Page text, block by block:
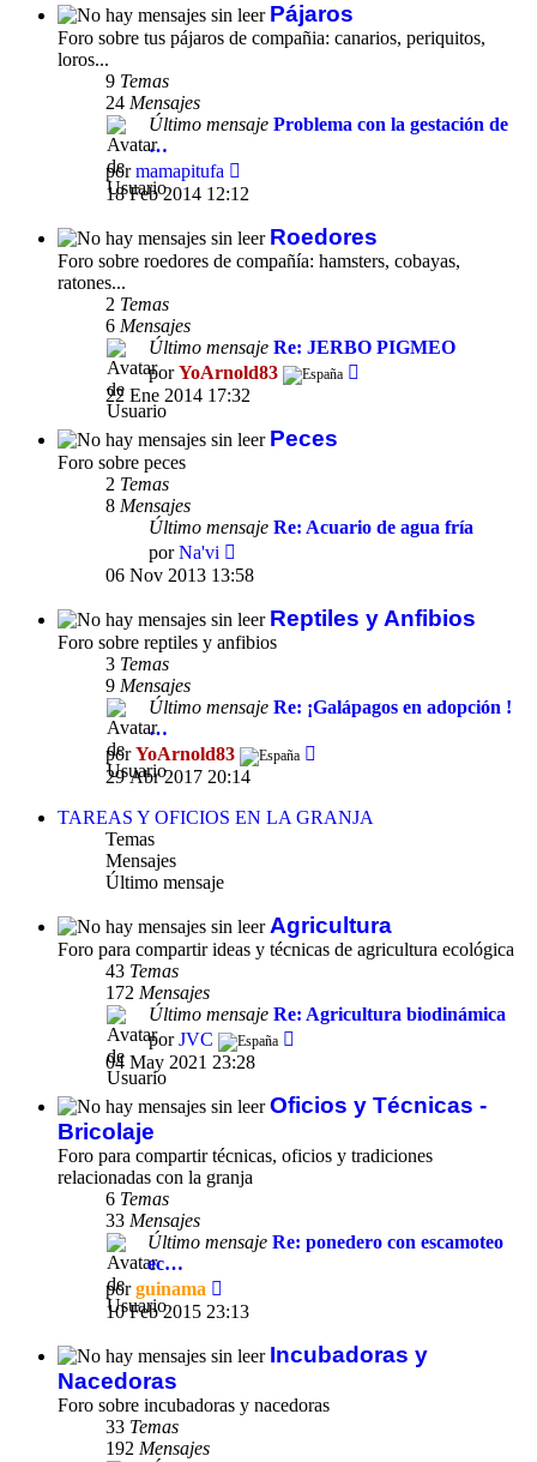
Pájaros
Foro sobre tus pájaros de compañia: canarios, periquitos,
loros...
9 Temas
24 Mensajes
Último mensaje Problema con la gestación de
…
pormamapitufa
último
18 Feb 2014 12:12
Roedores
Foro sobre roedores de compañía: hamsters, cobayas,
ratones...
2 Temas
6 Mensajes
Último mensaje Re: JERBO PIGMEO
porYoArnold83
22 Ene 2014 17:32
Peces
Foro sobre peces
2 Temas
8 Mensajes
Último mensaje Re: Acuario de agua fría
porNa'vi
último
06 Nov 2013 13:58
Reptiles y Anfibios
Foro sobre reptiles y anfibios
3 Temas
9 Mensajes
Último mensaje Re: ¡Galápagos en adopción !
…
porYoArnold83
29 Abr 2017 20:14
TAREAS Y OFICIOS EN LA GRANJA
Temas
Mensajes
Último mensaje
Agricultura
Foro para compartir ideas y técnicas de agricultura ecológica
43 Temas
172 Mensajes
Último mensaje Re: Agricultura biodinámica
porJVC
04 May 2021 23:28
Oficios y Técnicas -
Bricolaje
Foro para compartir técnicas, oficios y tradiciones
relacionadas con la granja
6 Temas
33 Mensajes
Último mensaje Re: ponedero con escamoteo
ec…
porguinama
último
10 Feb 2015 23:13
Incubadoras y
Nacedoras
Foro sobre incubadoras y nacedoras
33 Temas
192 Mensajes